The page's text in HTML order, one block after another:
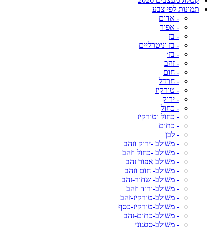
תמונות לפי צבע
- אדום
- אפור
- בז
- בז וניטרליים
- בז׳
- זהב
- חום
- חרדל
- טורקיז
- ירוק
- כחול
- כחול וטורקיז
- כתום
- לבן
- משולב -ירוק וזהב
- משולב -כחול וזהב
- משולב אפור זהב
- משולב- חום וזהב
- משולב- שחור-זהב
- משולב-ורוד וזהב
- משולב-טורקיז-זהב
- משולב-טורקיז-כסף
- משולב-כתום-זהב
- משולב-ססגוני